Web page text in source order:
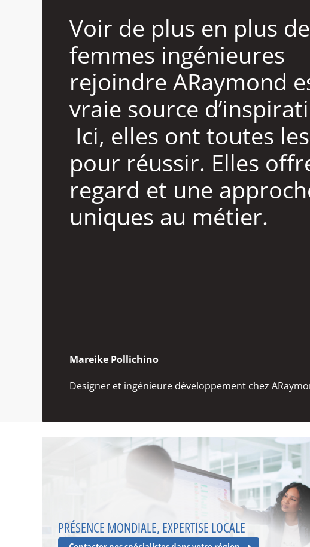
Voir de plus en plus de
femmes ingénieures
rejoindre ARaymond
vraie source
Ici, elles ont toutes
pour réussir. Elles
regard et une
uniques au métier.
Mareike Pollichino
Designer et ingénieure développement chez
PRÉSENCE MONDIALE, EXPERTISE LOCALE